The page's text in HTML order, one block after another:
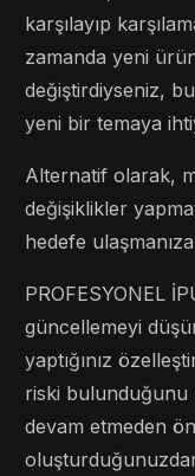
karşılayıp
zamanda yeni
değiştirdiyseniz,
yeni bir temaya
Alternatif olarak,
değişiklikler
hedefe
PROFESYONEL
güncellemeyi
yaptığınız
riski bulunduğunu
devam etmeden